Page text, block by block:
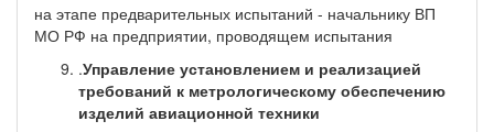
на этапе предварительных испытаний - начальнику ВП
МО РФ на предприятии, проводящем испытания
.Управление установлением и реализацией
требований к метрологическому обеспечению
изделий авиационной техники